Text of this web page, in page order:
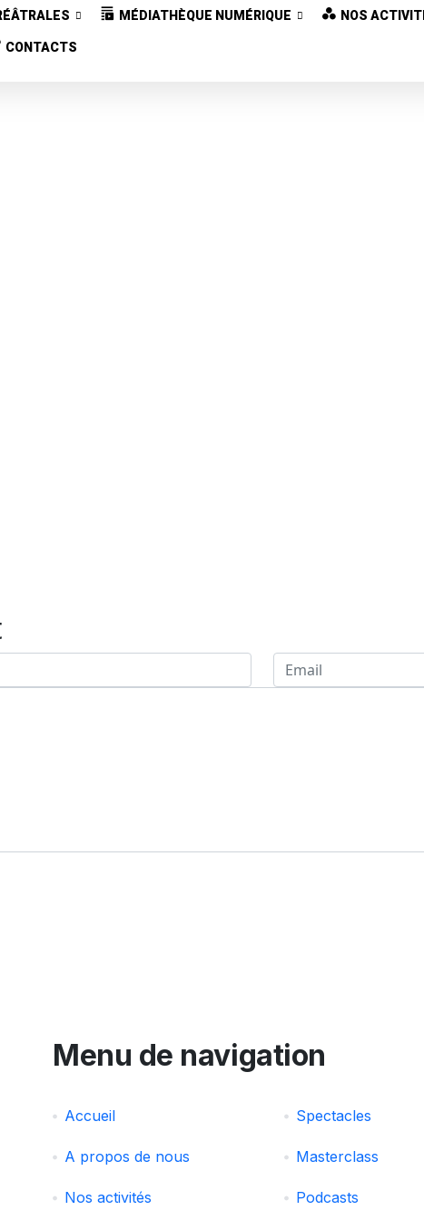
MÉDIATHÈQUE NUMÉRIQUE NOS
CONTACTS
Menu de navigation
Accueil
A propos de nous
Nos activités
Spectacles
Masterclass
Podcasts